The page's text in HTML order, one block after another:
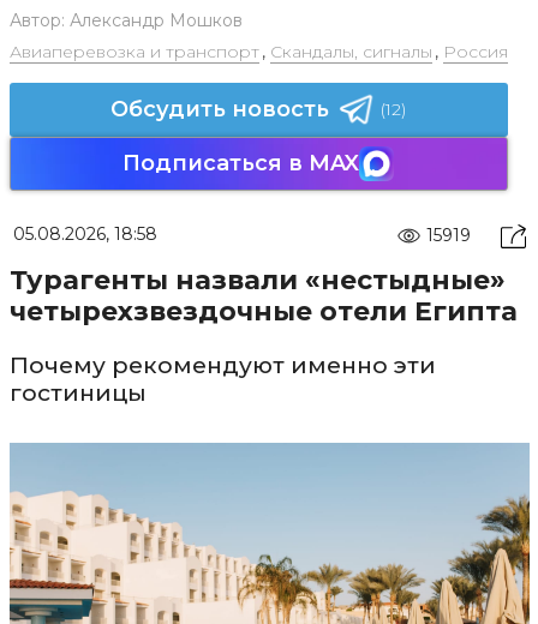
Автор: Александр Мошков
Авиаперевозка и транспорт, Скандалы, сигналы , Россия
Обсудить новость (12)
Подписаться в MAX
05.08.2026, 18:58 15919
Турагенты назвали «нестыдные»
четырехзвездочные отели Египта
Почему рекомендуют именно эти
гостиницы